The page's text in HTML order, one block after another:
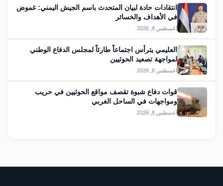
انتقادات حادة لبيان المتحدث باسم الجيش اليمني: غموض
في الأهداف والخسائر
أغسطس 8, 2026
العليمي يترأس اجتماعاً طارئاً لمجلس الدفاع الوطني
لمواجهة تصعيد الحوثيين
أغسطس 8, 2026
قوات دفاع شبوة تقصف مواقع الحوثيين في حريب
ومواجهات في الساحل الغربي
أغسطس 8, 2026